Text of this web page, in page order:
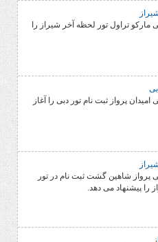
آخر شیراز را
تور دبی را آغاز
نام در تور